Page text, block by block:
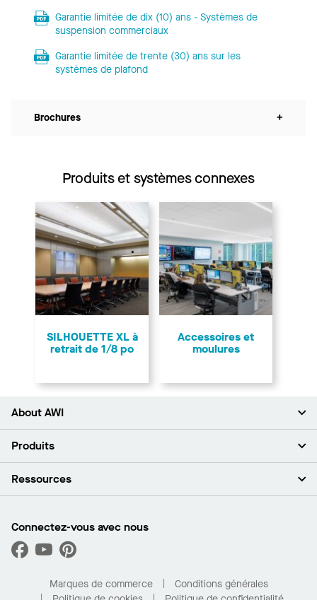
Garantie limitée de dix (10) ans - Systèmes de
suspension commerciaux
Garantie limitée de trente (30) ans sur les
systèmes de plafond
Brochures +
Produits et systèmes connexes
SILHOUETTE XL à
retrait de 1/8 po
Accessoires et
moulures
About AWI
À propos de nous
Espace presse
Quelles sont mes options d’achat?
Produits
Plafonds
Capacités sur mesure
Performance
Ressources
Trouver un distributeur
Trouver un distributeur
Pour la maison
Connectez-vous avec nous
Marques de commerce
Conditions générales